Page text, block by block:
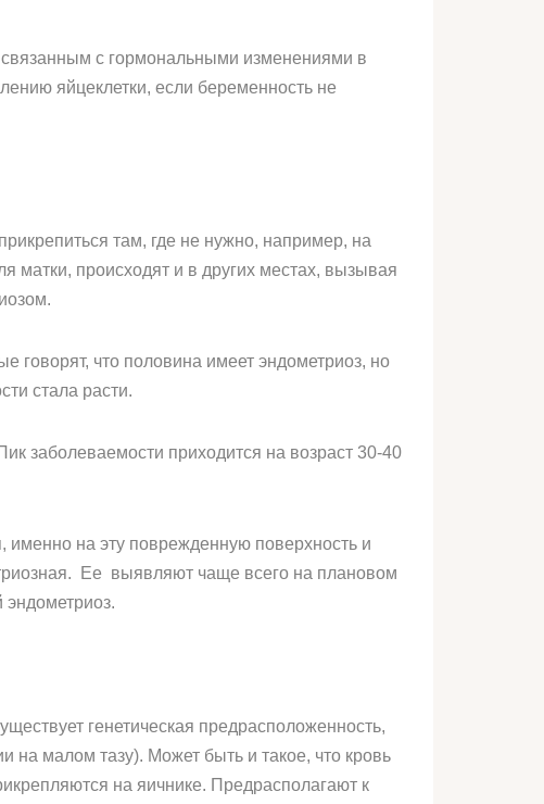
связанным с гормональными изменениями в
яйцеклетки, если беременность не
там, где не нужно, например, на
матки, происходят и в других местах, вызывая
говорят, что половина имеет эндометриоз, но
стала расти.
заболеваемости приходится на возраст 30-40
именно на эту поврежденную поверхность и
Ее выявляют чаще всего на плановом
эндометриоз.
генетическая предрасположенность,
на малом тазу). Может быть и такое, что кровь
на яичнике. Предрасполагают к